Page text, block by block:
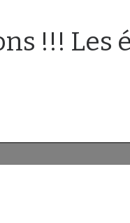
!!! Les